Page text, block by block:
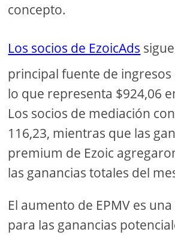
concepto.
Los socios de EzoicAds
principal fuente de ingresos
lo que representa $924,06
Los socios de mediación
116,23, mientras que las
premium de Ezoic
las ganancias totales del
El aumento de EPMV es
para las ganancias